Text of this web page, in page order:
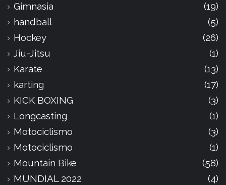
Gimnasia
(19)
handball
(5)
Hockey
(26)
Jiu-Jitsu
(1)
Karate
(13)
karting
(17)
KICK BOXING
(3)
Longcasting
(1)
Motociclismo
(3)
Motociclismo
(1)
Mountain Bike
(58)
MUNDIAL 2022
(4)